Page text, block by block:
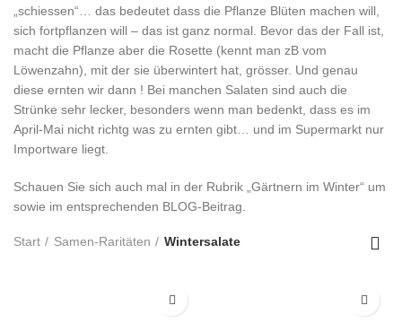
„schiessen“… das bedeutet dass die Pflanze Blüten machen will,
sich fortpflanzen will – das ist ganz normal. Bevor das der Fall ist,
macht die Pflanze aber die Rosette (kennt man zB vom
Löwenzahn), mit der sie überwintert hat, grösser. Und genau
diese ernten wir dann ! Bei manchen Salaten sind auch die
Strünke sehr lecker, besonders wenn man bedenkt, dass es im
April-Mai nicht richtg was zu ernten gibt… und im Supermarkt nur
Importware liegt.
Schauen Sie sich auch mal in der Rubrik „Gärtnern im Winter“ um
sowie im entsprechenden BLOG-Beitrag.
Start Samen-Raritäten Wintersalate